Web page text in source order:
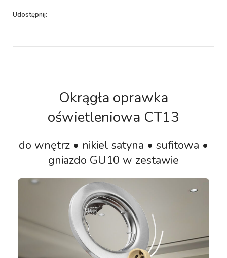
Udostępnij:
Okrągła oprawka
oświetleniowa CT13
do wnętrz • nikiel satyna • sufitowa •
gniazdo GU10 w zestawie